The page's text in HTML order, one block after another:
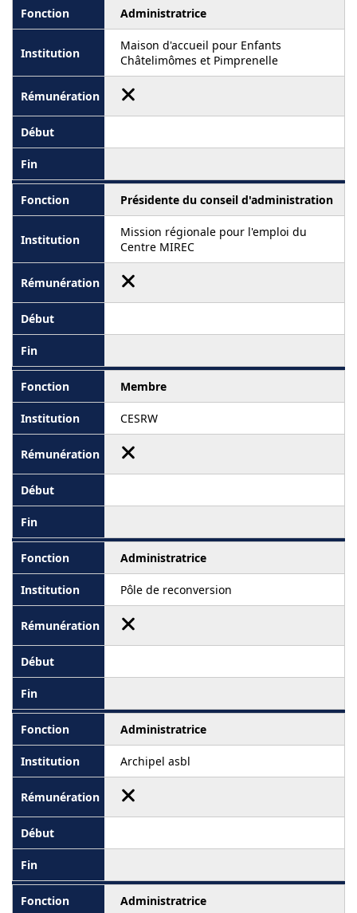
Administratrice
Maison d'accueil pour Enfants
Châtelimômes et Pimprenelle
Présidente du conseil d'administration
Mission régionale pour l'emploi du
Centre MIREC
Membre
CESRW
Administratrice
Pôle de reconversion
Administratrice
Archipel asbl
Administratrice